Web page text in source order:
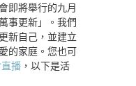
即將舉行的九月
事更新」。我們
新自己，並建立
的家庭。您也可
播 ，以下是活